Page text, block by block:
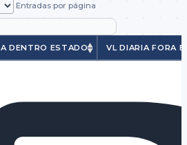
Entradas por página
DENTRO ESTADO
VL DIARIA FORA
DENTRO ESTADO VL DIARIA FORA